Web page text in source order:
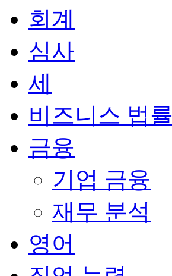
회계
심사
세
비즈니스 법률
금융
기업 금융
재무 분석
영어